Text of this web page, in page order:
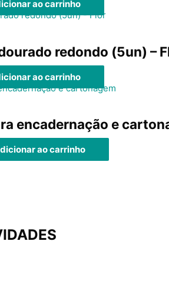
ao carrinho
redondo (5un) –
ao carrinho
encadernação e
ao carrinho